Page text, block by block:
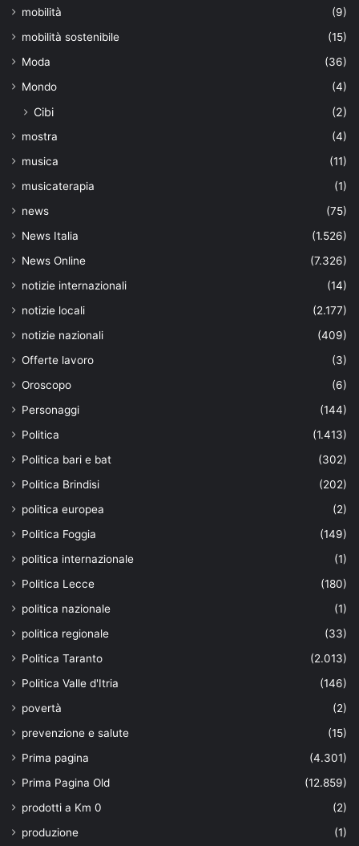
mobilità
(9)
mobilità sostenibile
(15)
Moda
(36)
Mondo
(4)
Cibi (2)
mostra
(4)
musica
(11)
musicaterapia
(1)
news
(75)
News Italia
(1.526)
News Online
(7.326)
notizie internazionali
(14)
notizie locali
(2.177)
notizie nazionali
(409)
Offerte lavoro
(3)
Oroscopo
(6)
Personaggi
(144)
Politica
(1.413)
Politica bari e bat
(302)
Politica Brindisi
(202)
politica europea
(2)
Politica Foggia
(149)
politica internazionale
(1)
Politica Lecce
(180)
politica nazionale
(1)
politica regionale
(33)
Politica Taranto
(2.013)
Politica Valle d'Itria
(146)
povertà
(2)
prevenzione e salute
(15)
Prima pagina
(4.301)
Prima Pagina Old
(12.859)
prodotti a Km 0
(2)
produzione
(1)